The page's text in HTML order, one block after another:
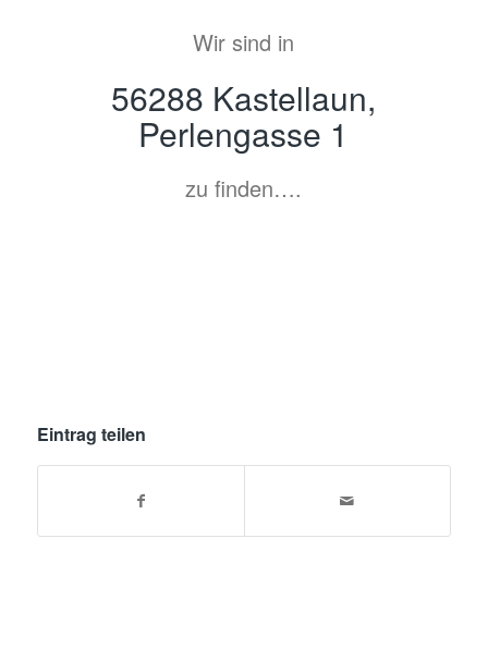
Wir sind in
56288 Kastellaun,
Perlengasse 1
zu finden….
Eintrag teilen